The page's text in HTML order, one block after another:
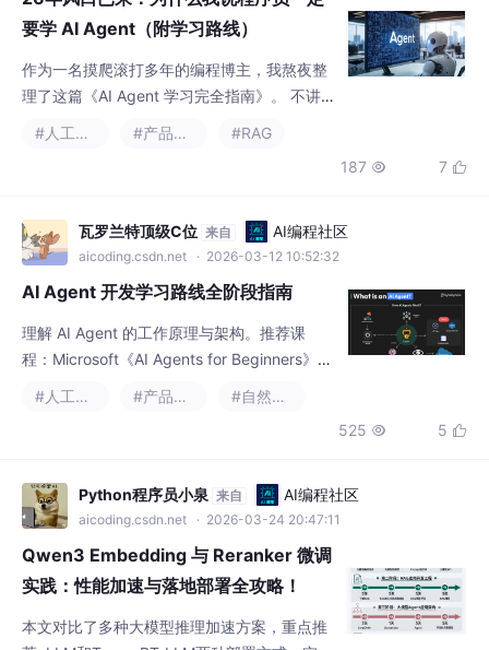
要学 AI Agent（附学习路线）
作为一名摸爬滚打多年的编程博主，我熬夜整
理了这篇《AI Agent 学习完全指南》。 不讲
虚的，直接上干货。
#人工智能 #产品经理
#RAG
187  7 
瓦罗兰特顶级C位 来自 AI编程社区
aicoding.csdn.net · 2026-03-12 10:52:32
AI Agent 开发学习路线全阶段指南
理解 AI Agent 的工作原理与架构。推荐课
程：Microsoft《AI Agents for Beginners》、
Hugging Face《AI Agents》。
#人工智能 #产品经理
#自然语言处理
525  5 
Python程序员小泉 来自 AI编程社区
aicoding.csdn.net · 2026-03-24 20:47:11
Qwen3 Embedding 与 Reranker 微调
实践：性能加速与落地部署全攻略！
本文对比了多种大模型推理加速方案，重点推